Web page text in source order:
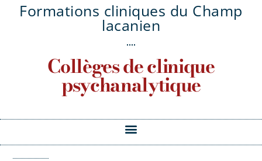
Formations cliniques du Champ
lacanien
Collèges de clinique
psychanalytique